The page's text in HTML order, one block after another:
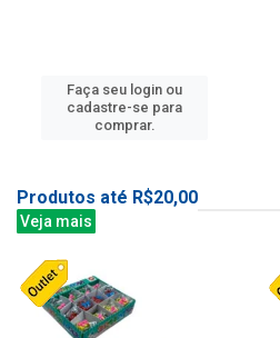
Faça seu login ou
cadastre-se para
comprar.
Produtos até R$20,00
Veja mais